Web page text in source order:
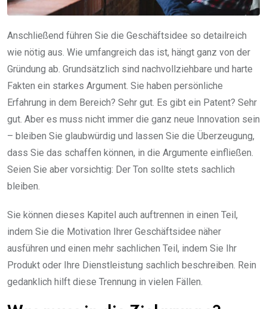
Anschließend führen Sie die Geschäftsidee so detailreich
wie nötig aus. Wie umfangreich das ist, hängt ganz von der
Gründung ab. Grundsätzlich sind nachvollziehbare und harte
Fakten ein starkes Argument. Sie haben persönliche
Erfahrung in dem Bereich? Sehr gut. Es gibt ein Patent? Sehr
gut. Aber es muss nicht immer die ganz neue Innovation sein
– bleiben Sie glaubwürdig und lassen Sie die Überzeugung,
dass Sie das schaffen können, in die Argumente einfließen.
Seien Sie aber vorsichtig: Der Ton sollte stets sachlich
bleiben.
Sie können dieses Kapitel auch auftrennen in einen Teil,
indem Sie die Motivation Ihrer Geschäftsidee näher
ausführen und einen mehr sachlichen Teil, indem Sie Ihr
Produkt oder Ihre Dienstleistung sachlich beschreiben. Rein
gedanklich hilft diese Trennung in vielen Fällen.